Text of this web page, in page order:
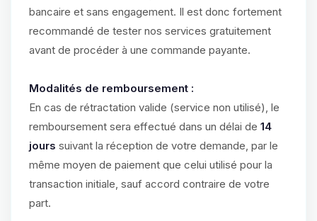
bancaire et sans engagement. Il est donc fortement
recommandé de tester nos services gratuitement
avant de procéder à une commande payante.
Modalités de remboursement :
En cas de rétractation valide (service non utilisé), le
remboursement sera effectué dans un délai de 14
jours suivant la réception de votre demande, par le
même moyen de paiement que celui utilisé pour la
transaction initiale, sauf accord contraire de votre
part.